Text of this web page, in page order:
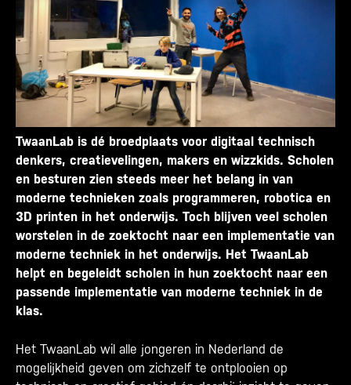
TwaanLab is dé broedplaats voor digitaal technisch
denkers, creatievelingen, makers en wizzkids. Scholen
en besturen zien steeds meer het belang in van
moderne technieken zoals programmeren, robotica en
3D printen in het onderwijs. Toch blijven veel scholen
worstelen in de zoektocht naar een implementatie van
moderne techniek in het onderwijs. Het TwaanLab
helpt en begeleidt scholen in hun zoektocht naar een
passende implementatie van moderne techniek in de
klas.
Het TwaanLab wil alle jongeren in Nederland de
mogelijkheid geven om zichzelf te ontplooien op